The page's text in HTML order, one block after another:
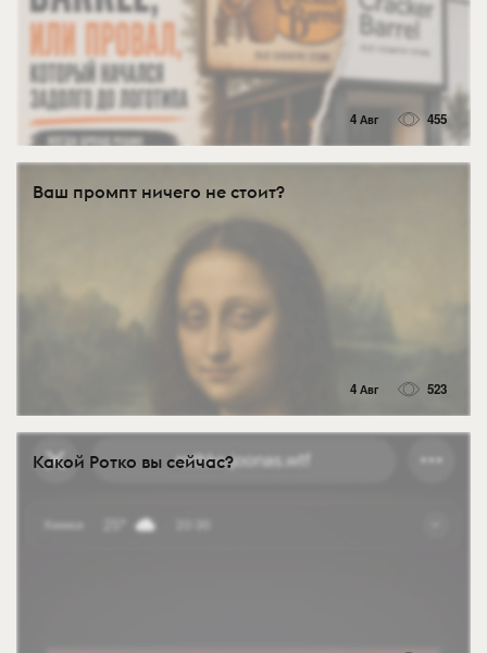
4 Авг 455
Ваш промпт ничего не стоит?
4 Авг 523
Какой Ротко вы сейчас?